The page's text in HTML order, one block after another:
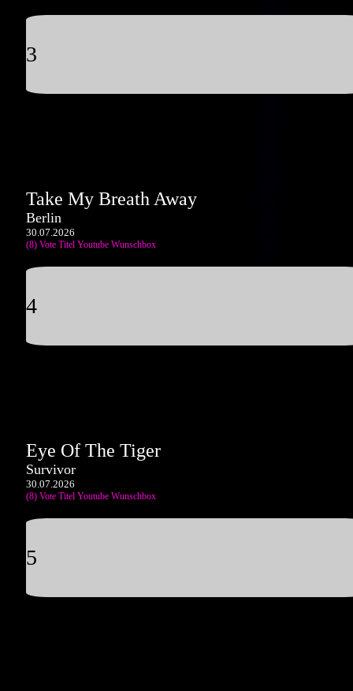
3
Take My Breath Away
Berlin
30.07.2026
(8) Vote Titel Youtube Wunschbox
4
Eye Of The Tiger
Survivor
30.07.2026
(8) Vote Titel Youtube Wunschbox
5